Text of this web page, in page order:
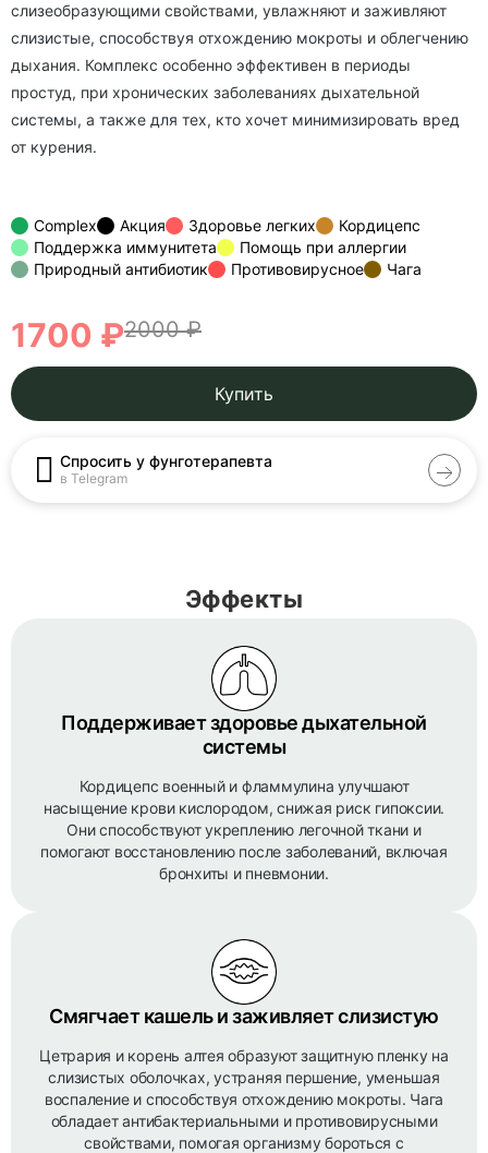
слизеобразующими свойствами, увлажняют и заживляют
слизистые, способствуя отхождению мокроты и облегчению
дыхания. Комплекс особенно эффективен в периоды
простуд, при хронических заболеваниях дыхательной
системы, а также для тех, кто хочет минимизировать вред
от курения.
Complex Акция Здоровье легких
Кордицепс
Поддержка иммунитета
Помощь при аллергии
Природный антибиотик
Противовирусное Чага
1700 ₽2000 ₽
Купить
Спросить у фунготерапевта
в Telegram
Эффекты
Поддерживает здоровье дыхательной
системы
Кордицепс военный и фламмулина улучшают
насыщение крови кислородом, снижая риск гипоксии.
Они способствуют укреплению легочной ткани и
помогают восстановлению после заболеваний, включая
бронхиты и пневмонии.
Смягчает кашель и заживляет слизистую
Цетрария и корень алтея образуют защитную пленку на
слизистых оболочках, устраняя першение, уменьшая
воспаление и способствуя отхождению мокроты. Чага
обладает антибактериальными и противовирусными
свойствами, помогая организму бороться с